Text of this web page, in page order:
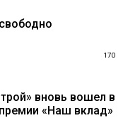
170
вновь вошел в
«Наш вклад»